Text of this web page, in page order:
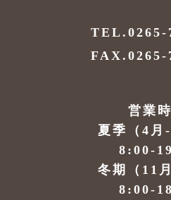
TEL.0265-
FAX.0265-
営業
夏季（4月-
8:00-
冬期（11
8:00-